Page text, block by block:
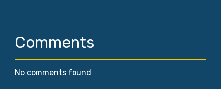
Comments
No comments found